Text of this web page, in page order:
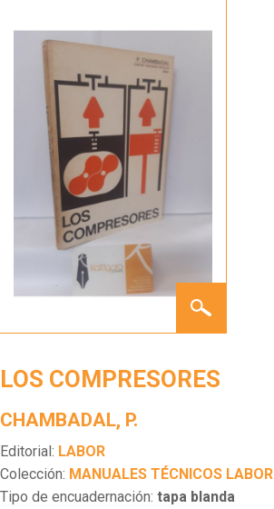
COMPRESORES
LOS COMPRESORES
CHAMBADAL, P.
Editorial: LABOR
Colección: MANUALES TÉCNICOS LABOR
Tipo de encuadernación: tapa blanda